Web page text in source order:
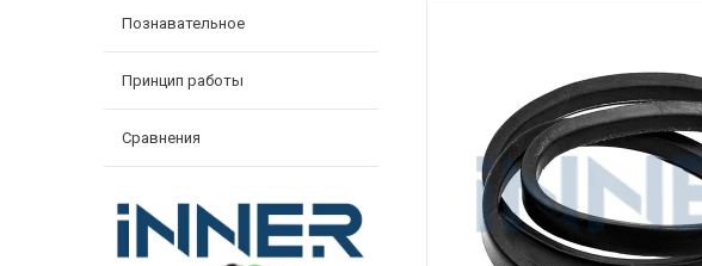
Познавательное
Принцип работы
Сравнения